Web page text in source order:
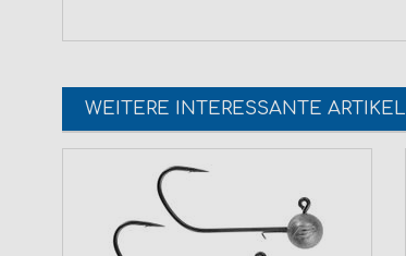
WEITERE INTERESSANTE ARTIKEL